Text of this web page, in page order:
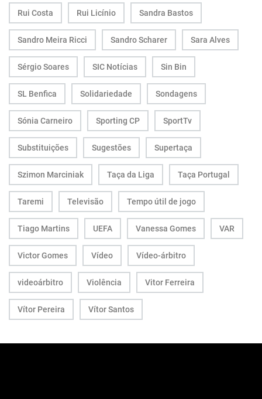
Rui Costa Rui Licínio Sandra Bastos
Sandro Meira Ricci Sandro Scharer Sara Alves
Sérgio Soares SIC Notícias Sin Bin
SL Benfica Solidariedade Sondagens
Sónia Carneiro Sporting CP SportTv
Substituições Sugestões Supertaça
Szimon Marciniak Taça da Liga Taça Portugal
Taremi Televisão Tempo útil de jogo
Tiago Martins UEFA Vanessa Gomes VAR
Victor Gomes Vídeo Vídeo-árbitro
videoárbitro Violência Vitor Ferreira
Vítor Pereira Vítor Santos